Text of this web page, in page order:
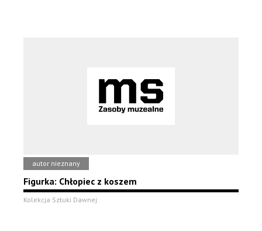
autor nieznany
Figurka: Chłopiec z koszem
Kolekcja Sztuki Dawnej